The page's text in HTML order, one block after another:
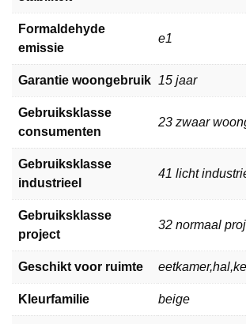
Formaldehyde
emissie
e1
Garantie woongebruik 15 jaar
Gebruiksklasse
consumenten
23 zwaar
Gebruiksklasse
industrieel
41 licht
Gebruiksklasse
project
32 normaal
Geschikt voor ruimte
Kleurfamilie beige